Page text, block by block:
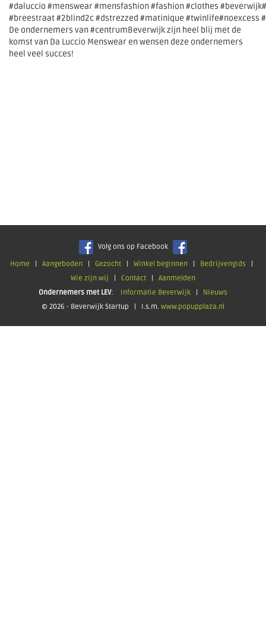
#daluccio #menswear #mensfashion #fashion #clothes #beverwijk#
#breestraat #2blind2c #dstrezzed #matinique #twinlife#noexcess
De ondernemers van #centrumBeverwijk zijn heel blij met de
komst van Da Luccio Menswear en wensen deze ondernemers
heel veel succes!
Volg ons op Facebook
Home
Aangeboden| Gezocht| Winkel beginnen| Bedrijvengids
Wie zijn wij
Contact
Aanmelden
Ondernemers met LEV: Informatie Beverwijk
Nieuws
© 2026 - Beverwijk Startup | I.s.m. www.popupplaza.nl